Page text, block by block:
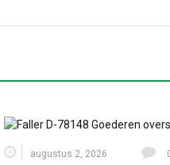
augustus 2, 2026